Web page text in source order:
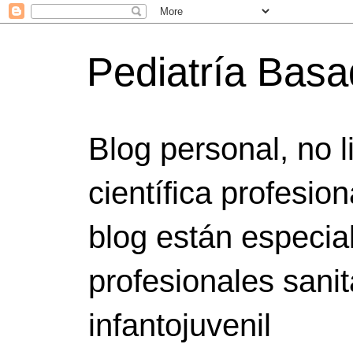
Pediatría
Blog personal, no
científica
blog están
profesionales
infantojuvenil